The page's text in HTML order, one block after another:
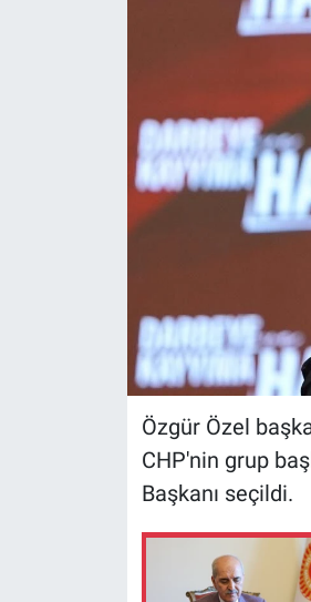
Özgür Özel
CHP'nin grup
Başkanı seçildi.